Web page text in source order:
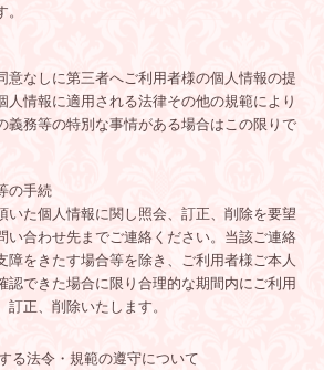
意なしに第三者へご利用者様の個人情報の提
人情報に適用される法律その他の規範により
義務等の特別な事情がある場合はこの限りで
の手続
いた個人情報に関し照会、訂正、削除を要望
合わせ先までご連絡ください。 当該ご連絡
障をきたす場合等を除き、ご利用者様ご本人
認できた場合に限り合理的な期間内にご利用
正、削除いたします。
る法令・規範の遵守について